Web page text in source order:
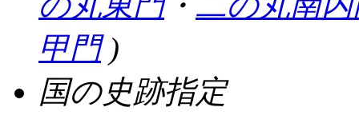
甲門)
国の史跡指定